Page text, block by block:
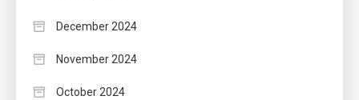
December 2024
November 2024
October 2024